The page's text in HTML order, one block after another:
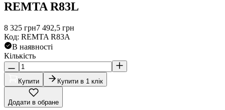
REMTA R83L
8 325 грн7 492,5 грн
Код: REMTA R83А
В наявності
Кількість
Купити Купити в 1 клік
Додати в обране